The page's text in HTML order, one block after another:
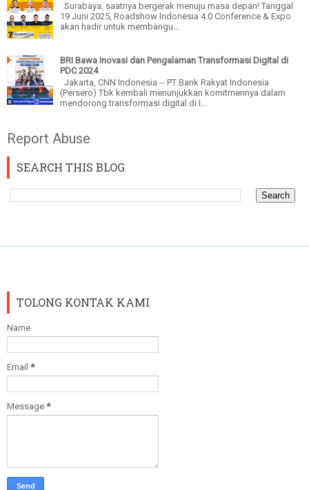
Surabaya, saatnya bergerak menuju masa depan! Tanggal
19 Juni 2025, Roadshow Indonesia 4.0 Conference & Expo
akan hadir untuk membangu...
BRI Bawa Inovasi dan Pengalaman Transformasi Digital di
PDC 2024
Jakarta, CNN Indonesia -- PT Bank Rakyat Indonesia
(Persero) Tbk kembali menunjukkan komitmennya dalam
mendorong transformasi digital di I...
Report Abuse
SEARCH THIS BLOG
TOLONG KONTAK KAMI
Name
Email *
Message *